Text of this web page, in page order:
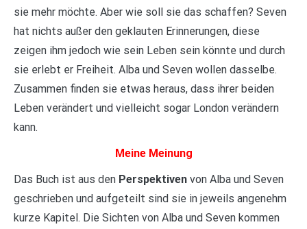
sie mehr möchte. Aber wie soll sie das schaffen? Seven
hat nichts außer den geklauten Erinnerungen, diese
zeigen ihm jedoch wie sein Leben sein könnte und durch
sie erlebt er Freiheit. Alba und Seven wollen dasselbe.
Zusammen finden sie etwas heraus, dass ihrer beiden
Leben verändert und vielleicht sogar London verändern
kann.
Meine Meinung
Das Buch ist aus den Perspektiven von Alba und Seven
geschrieben und aufgeteilt sind sie in jeweils angenehm
kurze Kapitel. Die Sichten von Alba und Seven kommen